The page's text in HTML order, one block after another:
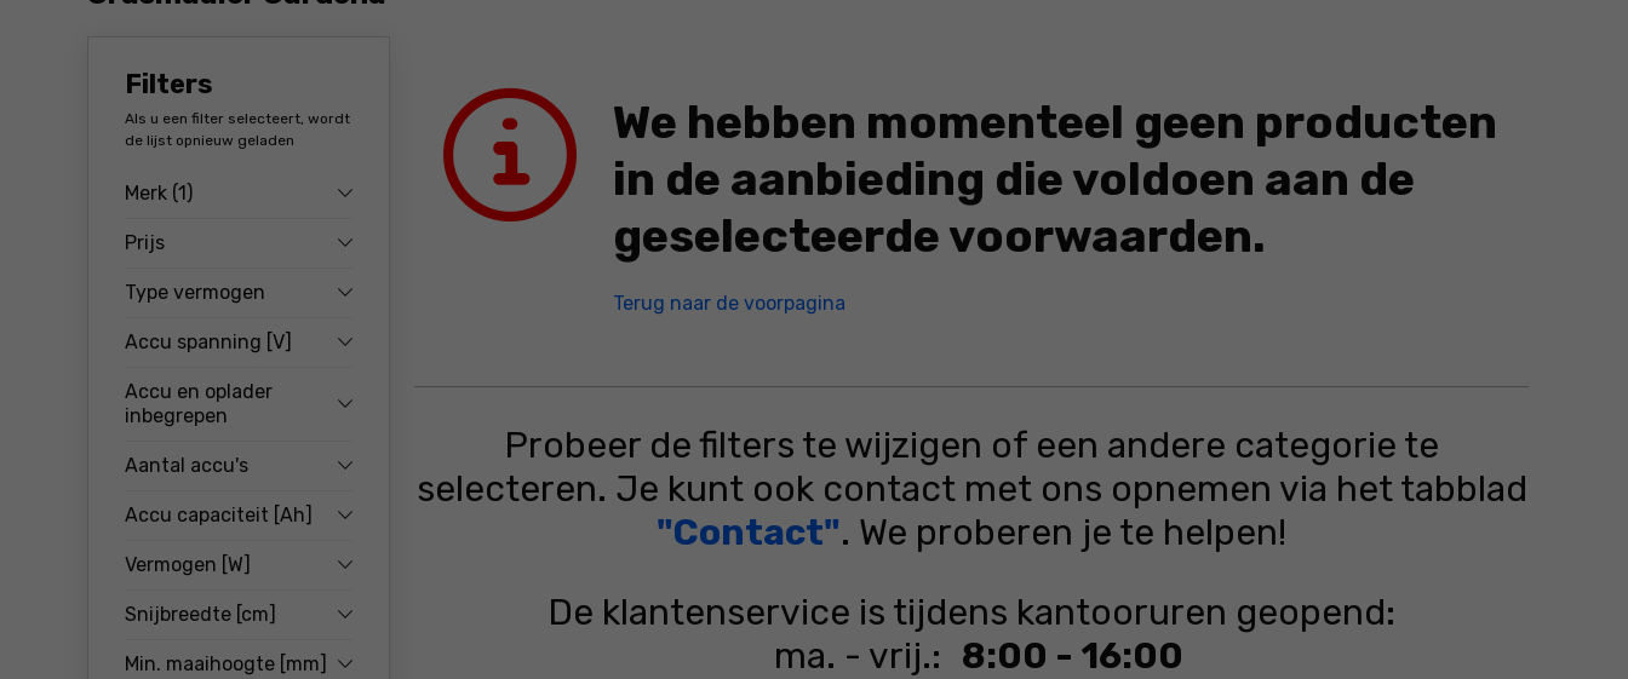
Filters
Als u een filter selecteert, wordt
de lijst opnieuw geladen
Merk (1)
Prijs
Type vermogen
Accu spanning [V]
Accu en oplader
inbegrepen
Aantal accu's
Accu capaciteit [Ah]
Vermogen [W]
Snijbreedte [cm]
Min. maaihoogte [mm]
We hebben momenteel geen producten
in de aanbieding die voldoen aan de
geselecteerde voorwaarden.
Terug naar de voorpagina
Probeer de filters te wijzigen of een andere categorie te
selecteren. Je kunt ook contact met ons opnemen via het tabblad
"Contact". We proberen je te helpen!
De klantenservice is tijdens kantooruren geopend:
ma. - vrij.: 8:00 - 16:00